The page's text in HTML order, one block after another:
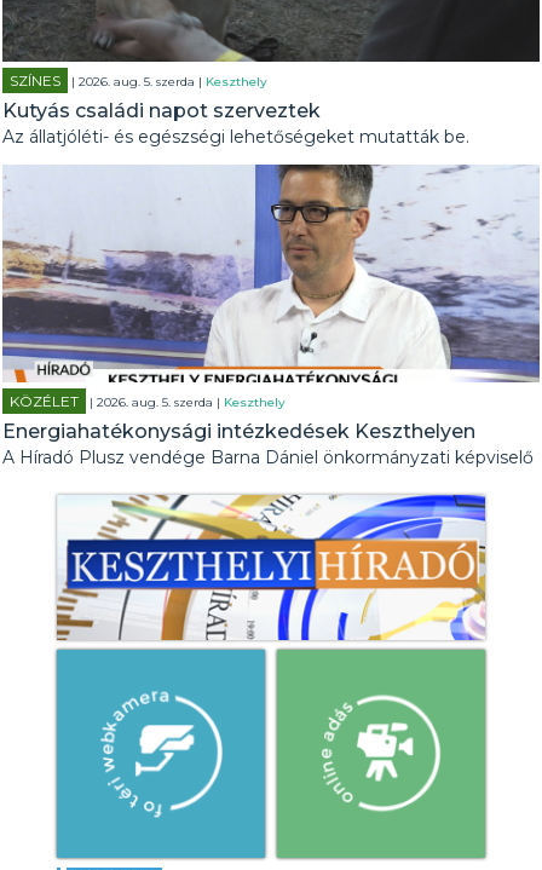
SZÍNES | 2026. aug. 5. szerda | Keszthely
Kutyás családi napot szerveztek
Az állatjóléti- és egészségi lehetőségeket mutatták be.
KÖZÉLET | 2026. aug. 5. szerda | Keszthely
Energiahatékonysági intézkedések Keszthelyen
A Híradó Plusz vendége Barna Dániel önkormányzati képviselő